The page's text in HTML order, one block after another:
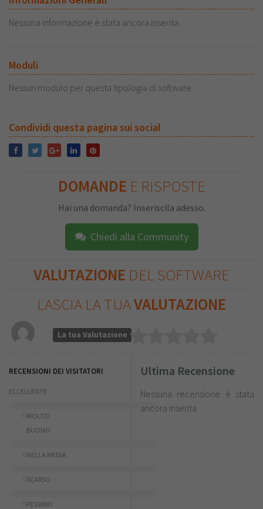
Nessuna informazione è stata ancora inserita.
Moduli
Nessun modulo per questa tipologia di software.
Condividi questa pagina sui social
DOMANDE E RISPOSTE
Hai una domanda? Inseriscila adesso.
Chiedi alla Community
VALUTAZIONE DEL SOFTWARE
LASCIA LA TUAVALUTAZIONE
La tua Valutazione
RECENSIONI DEI VISITATORI
ECCELLENTE
MOLTO
BUONO
NELLA MEDIA
SCARSO
PESSIMO
Ultima Recensione
Nessuna recensione è stata
ancora inserita.